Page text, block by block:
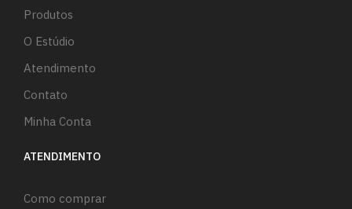
Produtos
O Estúdio
Atendimento
Contato
Minha Conta
ATENDIMENTO
Como comprar